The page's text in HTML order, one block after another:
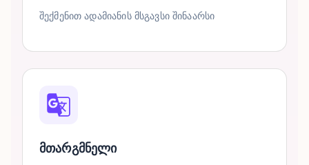
შექმენით ადამიანის მსგავსი შინაარსი
მთარგმნელი